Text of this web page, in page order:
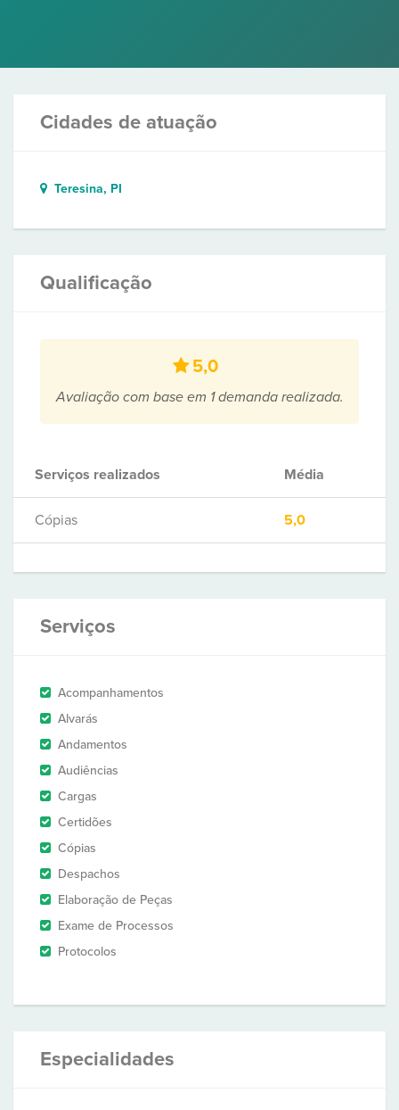
Cidades de atuação
Teresina, PI
Qualificação
5,0
Avaliação com base em 1 demanda realizada.
Serviços realizados Média
Cópias 5,0
Serviços
Acompanhamentos
Alvarás
Andamentos
Audiências
Cargas
Certidões
Cópias
Despachos
Elaboração de Peças
Exame de Processos
Protocolos
Especialidades